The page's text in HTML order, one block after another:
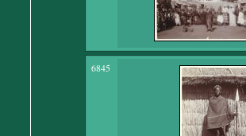
6845